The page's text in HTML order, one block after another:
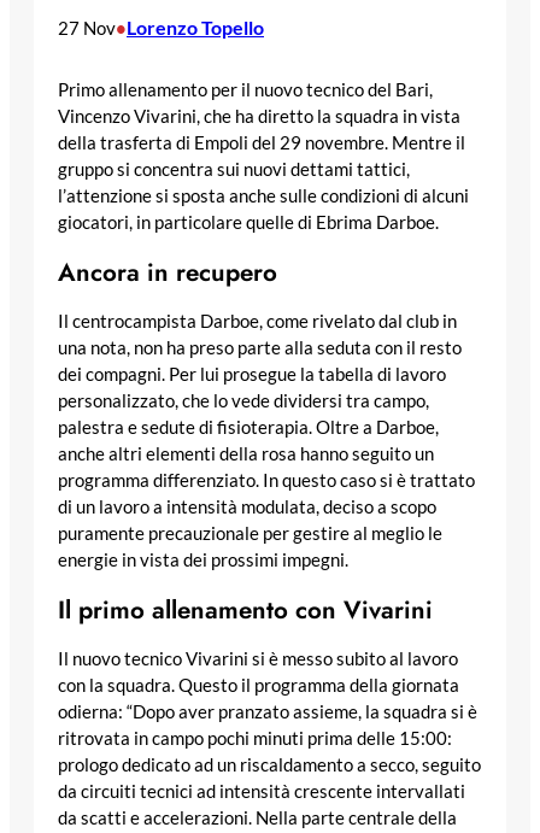
27 Nov•Lorenzo Topello
Primo allenamento per il nuovo tecnico del Bari,
Vincenzo Vivarini, che ha diretto la squadra in vista
della trasferta di Empoli del 29 novembre. Mentre il
gruppo si concentra sui nuovi dettami tattici,
l’attenzione si sposta anche sulle condizioni di alcuni
giocatori, in particolare quelle di Ebrima Darboe.
Ancora in recupero
Il centrocampista Darboe, come rivelato dal club in
una nota, non ha preso parte alla seduta con il resto
dei compagni. Per lui prosegue la tabella di lavoro
personalizzato, che lo vede dividersi tra campo,
palestra e sedute di fisioterapia. Oltre a Darboe,
anche altri elementi della rosa hanno seguito un
programma differenziato. In questo caso si è trattato
di un lavoro a intensità modulata, deciso a scopo
puramente precauzionale per gestire al meglio le
energie in vista dei prossimi impegni.
Il primo allenamento con Vivarini
Il nuovo tecnico Vivarini si è messo subito al lavoro
con la squadra. Questo il programma della giornata
odierna: “Dopo aver pranzato assieme, la squadra si è
ritrovata in campo pochi minuti prima delle 15:00:
prologo dedicato ad un riscaldamento a secco, seguito
da circuiti tecnici ad intensità crescente intervallati
da scatti e accelerazioni. Nella parte centrale della